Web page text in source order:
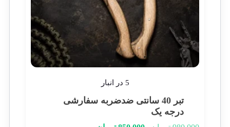
5 در انبار
تبر 40 سانتی ضدضربه سفارشی
درجه یک